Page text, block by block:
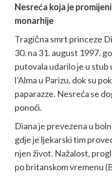
Nesreća koja je
monarhije
Tragična smrt princeze
30. na 31. august 1997.
putovala udarilo je u stub
l’Alma u Parizu, dok su
paparazze. Nesreća se
ponoći.
Diana je prevezena u
gdje je ljekarski tim
njen život. Nažalost,
po britanskom vremenu